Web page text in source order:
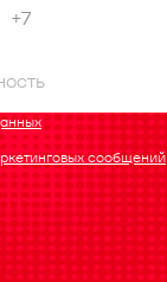
сообщений